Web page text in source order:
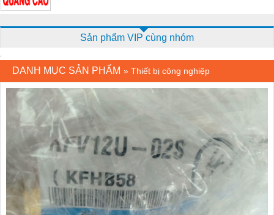
Sản phẩm VIP cùng nhóm
DANH MỤC SẢN PHẨM » Thiết bị công nghiệp